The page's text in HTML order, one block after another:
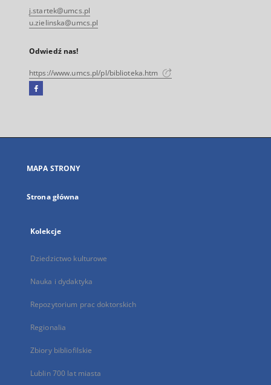
j.startek@umcs.pl
u.zielinska@umcs.pl
Odwiedź nas!
https://www.umcs.pl/pl/biblioteka.htm
Facebook
się
karcie
MAPA STRONY
Strona główna
Kolekcje
Dziedzictwo kulturowe
Nauka i dydaktyka
Repozytorium prac doktorskich
Regionalia
Zbiory bibliofilskie
Lublin 700 lat miasta